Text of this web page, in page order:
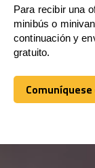
Para recibir una
minibús o
continuación y
gratuito.